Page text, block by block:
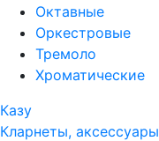
Октавные
Оркестровые
Тремоло
Хроматические
Казу
Кларнеты, аксессуары